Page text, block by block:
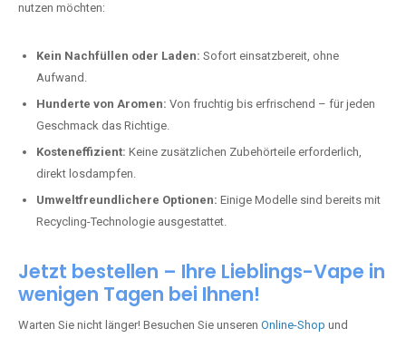
nutzen möchten:
Kein Nachfüllen oder Laden: Sofort einsatzbereit, ohne
Aufwand.
Hunderte von Aromen: Von fruchtig bis erfrischend – für jeden
Geschmack das Richtige.
Kosteneffizient: Keine zusätzlichen Zubehörteile erforderlich,
direkt losdampfen.
Umweltfreundlichere Optionen: Einige Modelle sind bereits mit
Recycling-Technologie ausgestattet.
Jetzt bestellen – Ihre Lieblings-Vape in
wenigen Tagen bei Ihnen!
Warten Sie nicht länger! Besuchen Sie unseren Online-Shop und